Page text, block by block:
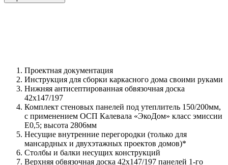
Проектная документация
Инструкция для сборки каркасного дома своими руками
Нижняя антисептированная обвязочная доска
42х147/197
Комплект стеновых панелей под утеплитель 150/200мм,
с применением ОСП Калевала «ЭкоДом» класс эмиссии
Е0,5; высота 2806мм
Несущие внутренние перегородки (только для
мансардных и двухэтажных проектов домов)*
Столбы и балки несущих конструкций
Верхняя обвязочная доска 42х147/197 панелей 1-го